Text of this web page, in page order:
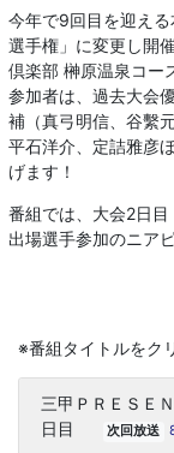
今年で9回目を迎え
選手権」に変更し開
倶楽部 榊原温泉コー
参加者は、過去大会
補（真弓明信、谷繫
平石洋介、定詰雅彦
げます！
番組では、大会2日
出場選手参加のニア
※番組タイトルをク
三甲ＰＲＥＳＥ
日目
次回放送